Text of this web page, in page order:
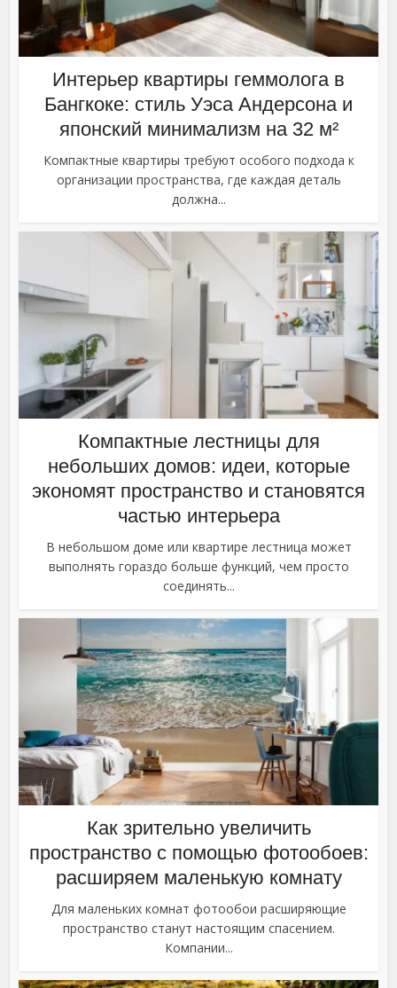
Интерьер квартиры геммолога в
Бангкоке: стиль Уэса Андерсона и
японский минимализм на 32 м²
Компактные квартиры требуют особого подхода к
организации пространства, где каждая деталь
должна...
Компактные лестницы для
небольших домов: идеи, которые
экономят пространство и становятся
частью интерьера
В небольшом доме или квартире лестница может
выполнять гораздо больше функций, чем просто
соединять...
Как зрительно увеличить
пространство с помощью фотообоев:
расширяем маленькую комнату
Для маленьких комнат фотообои расширяющие
пространство станут настоящим спасением.
Компании...